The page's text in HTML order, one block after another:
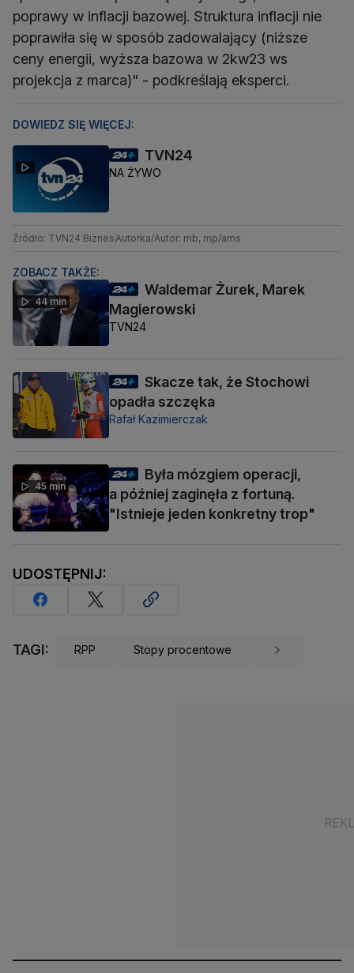
poprawy w inflacji bazowej. Struktura inflacji nie
poprawiła się w sposób zadowalający (niższe
ceny energii, wyższa bazowa w 2kw23 ws
projekcja z marca)" - podkreślają eksperci.
DOWIEDZ SIĘ WIĘCEJ:
TVN24
NA ŻYWO
Źródło: TVN24 Biznes Autorka/Autor: mb, mp/ams
ZOBACZ TAKŻE:
44 min
Waldemar Żurek, Marek
Magierowski
TVN24
Skacze tak, że Stochowi
opadła szczęka
Rafał Kazimierczak
45 min
Była mózgiem operacji,
a później zaginęła z fortuną.
"Istnieje jeden konkretny trop"
UDOSTĘPNIJ:
TAGI: RPP Stopy procentowe